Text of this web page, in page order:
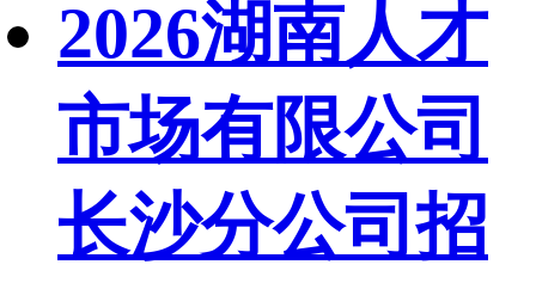
2026湖南人才
市场有限公司
长沙分公司招